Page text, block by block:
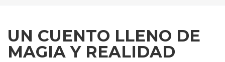
UN CUENTO LLENO DE
MAGIA Y REALIDAD